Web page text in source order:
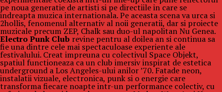
pe noua generatie de artisti si pe directiile in care se
indreapta muzica internationala. Pe aceasta scena va urca si
2hollis, fenomenul alternativ al noii generatii, dar si proiecte
muzicale precum ZEP, Chalk sau duo-ul napolitan Nu Genea.
Electro Punk Club revine pentru al doilea an si continua sa
fie una dintre cele mai spectaculoase experiente ale
festivalului. Creat impreuna cu colectivul Space Objekt,
spatiul functioneaza ca un club imersiv inspirat de estetica
underground a Los Angeles-ului anilor ’70. Fatade neon,
instalatii vizuale, electronica, punk si o energie care
transforma fiecare noapte intr-un performance colectiv, cu